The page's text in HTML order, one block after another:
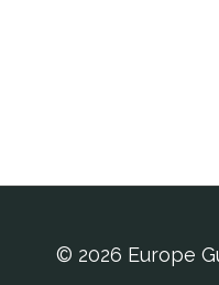
© 2026 Europe